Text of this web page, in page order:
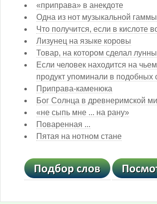
«приправа» в анекдоте
Одна из нот музыкальной гаммы
Что получится, если в кислоте
Лизунец на языке коровы
Товар, на котором сделал
Если человек находится на
продукт упоминали в подобных
Приправа-каменюка
Бог Солнца в древнеримской
«не сыпь мне ... на рану»
Поваренная ...
Пятая на нотном стане